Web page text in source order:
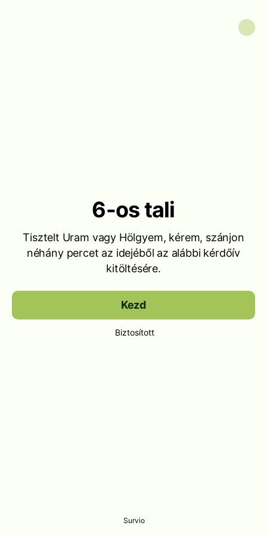
6-os tali
Tisztelt Uram vagy Hölgyem, kérem, szánjon
néhány percet az idejéből az alábbi kérdőív
kitöltésére.
Kezd
Biztosított
Survio